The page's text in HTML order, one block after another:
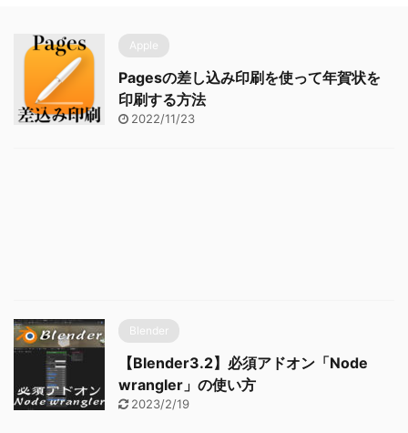
Apple
Pagesの差し込み印刷を使って年賀状を
印刷する方法
2022/11/23
Blender
【Blender3.2】必須アドオン「Node
wrangler」の使い方
2023/2/19